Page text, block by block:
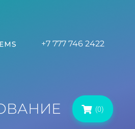
+7 777 746 2422
(0)